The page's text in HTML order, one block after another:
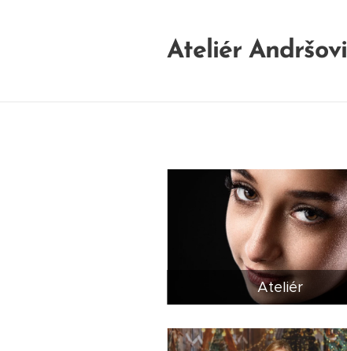
Ateliér Andršovi
Ateliér